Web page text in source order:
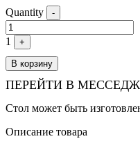
Quantity
-
1 +
В корзину
ПЕРЕЙТИ В
Стол может быть
Описание товара